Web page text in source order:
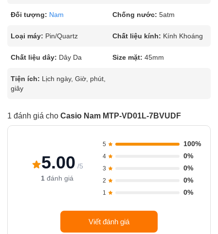
Đối tượng: Nam Chống nước: 5atm
Loại máy: Pin/Quartz Chất liệu kính: Kính Khoáng
Chất liệu dây: Dây Da Size mặt: 45mm
Tiện ích: Lịch ngày, Giờ, phút,
giây
1 đánh giá cho Casio Nam MTP-VD01L-7BVUDF
5.00 /5
1 đánh giá
5 100%
4 0%
3 0%
2 0%
1 0%
Viết đánh giá